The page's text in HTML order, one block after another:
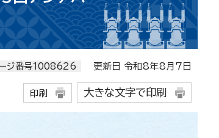
ジ番号1008626 更新日 令和8年8月7日
印刷 大きな文字で印刷